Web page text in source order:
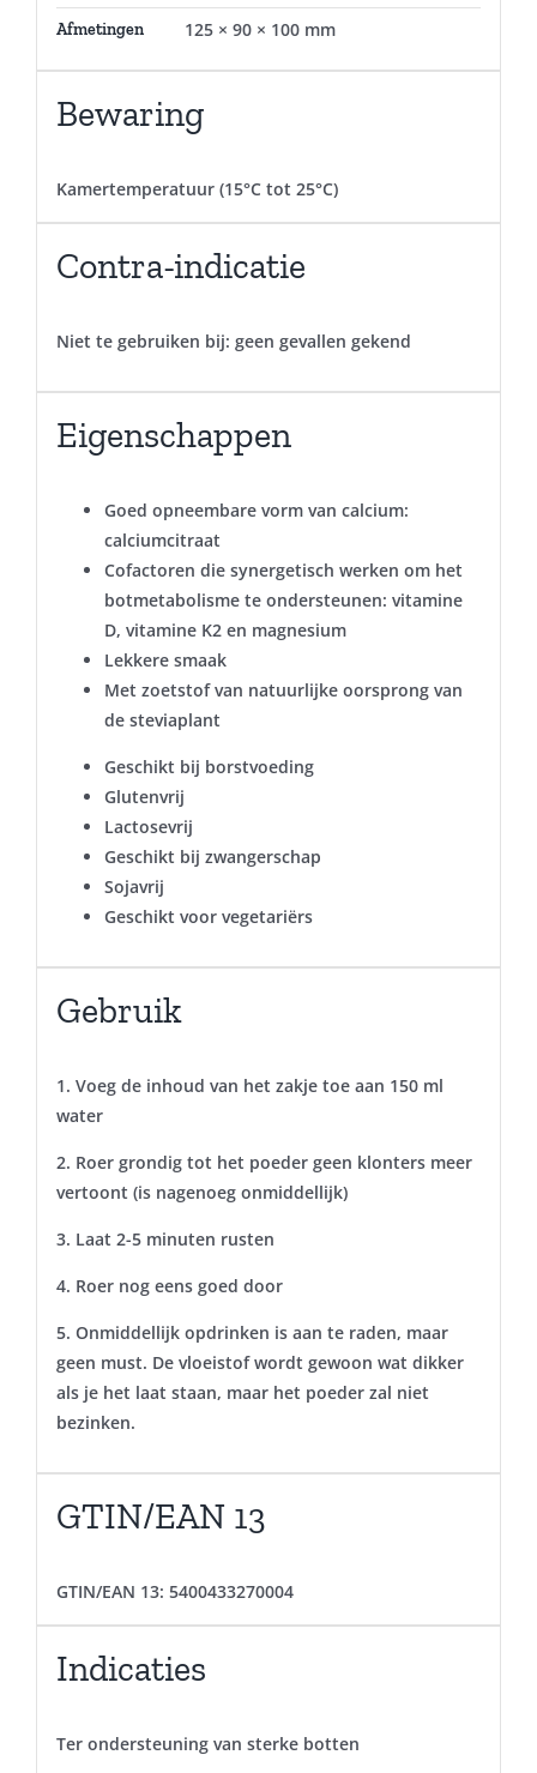
Afmetingen 125 × 90 × 100 mm
Bewaring
Kamertemperatuur (15°C tot 25°C)
Contra-indicatie
Niet te gebruiken bij: geen gevallen gekend
Eigenschappen
Goed opneembare vorm van calcium:
calciumcitraat
Cofactoren die synergetisch werken om het
botmetabolisme te ondersteunen: vitamine
D, vitamine K2 en magnesium
Lekkere smaak
Met zoetstof van natuurlijke oorsprong van
de steviaplant
Geschikt bij borstvoeding
Glutenvrij
Lactosevrij
Geschikt bij zwangerschap
Sojavrij
Geschikt voor vegetariërs
Gebruik
1. Voeg de inhoud van het zakje toe aan 150 ml
water
2. Roer grondig tot het poeder geen klonters meer
vertoont (is nagenoeg onmiddellijk)
3. Laat 2-5 minuten rusten
4. Roer nog eens goed door
5. Onmiddellijk opdrinken is aan te raden, maar
geen must. De vloeistof wordt gewoon wat dikker
als je het laat staan, maar het poeder zal niet
bezinken.
GTIN/EAN 13
GTIN/EAN 13: 5400433270004
Indicaties
Ter ondersteuning van sterke botten